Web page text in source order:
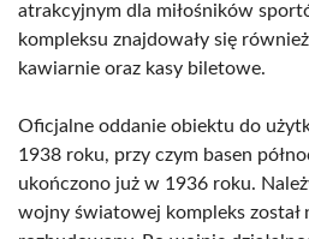
atrakcyjnym dla miłośników
kompleksu znajdowały się
kawiarnie oraz kasy biletowe.
Oficjalne oddanie obiektu do
1938 roku, przy czym basen
ukończono już w 1936 roku.
wojny światowej kompleks został